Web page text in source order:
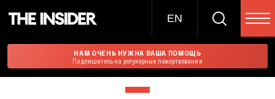
EN
НАМ ОЧЕНЬ НУЖНА ВАША ПОМОЩЬ
Подпишитесь на регулярные пожертвования